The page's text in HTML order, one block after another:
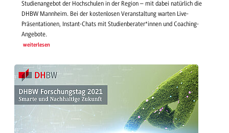
Studienangebot der Hochschulen in der Region – mit dabei natürlich die
DHBW Mannheim. Bei der kostenlosen Veranstaltung warten Live-
Präsentationen, Instant-Chats mit Studienberater*innen und Coaching-
Angebote.
weiterlesen